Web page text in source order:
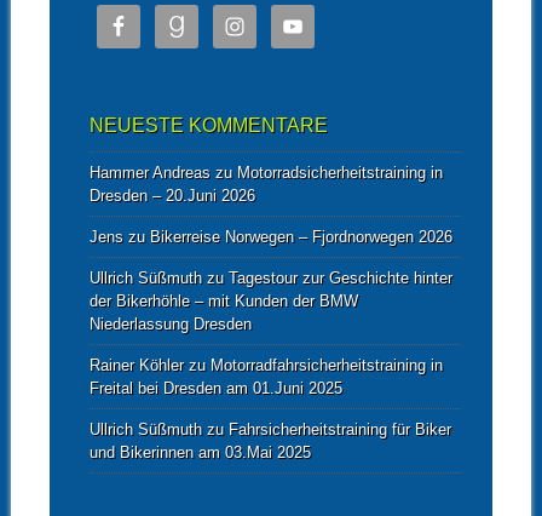
NEUESTE KOMMENTARE
Hammer Andreaszu Motorradsicherheitstraining in
Dresden – 20.Juni 2026
Jenszu Bikerreise Norwegen – Fjordnorwegen 2026
Ullrich Süßmuthzu Tagestour zur Geschichte hinter
der Bikerhöhle – mit Kunden der BMW
Niederlassung Dresden
Rainer Köhlerzu Motorradfahrsicherheitstraining in
Freital bei Dresden am 01.Juni 2025
Ullrich Süßmuthzu Fahrsicherheitstraining für Biker
und Bikerinnen am 03.Mai 2025